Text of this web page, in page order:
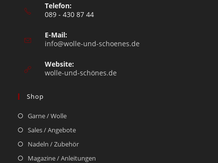
Telefon:
089 - 430 87 44
E-Mail:
info@wolle-und-schoenes.de
Website:
wolle-und-schönes.de
Shop
Garne / Wolle
Sales / Angebote
Nadeln / Zubehör
Magazine / Anleitungen